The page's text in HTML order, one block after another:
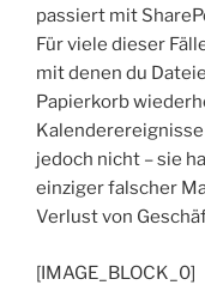
passiert mit
Für viele dieser
mit denen du
Papierkorb
jedoch nicht – sie
einziger falscher
Verlust von
[IMAGE_BLOCK_0]